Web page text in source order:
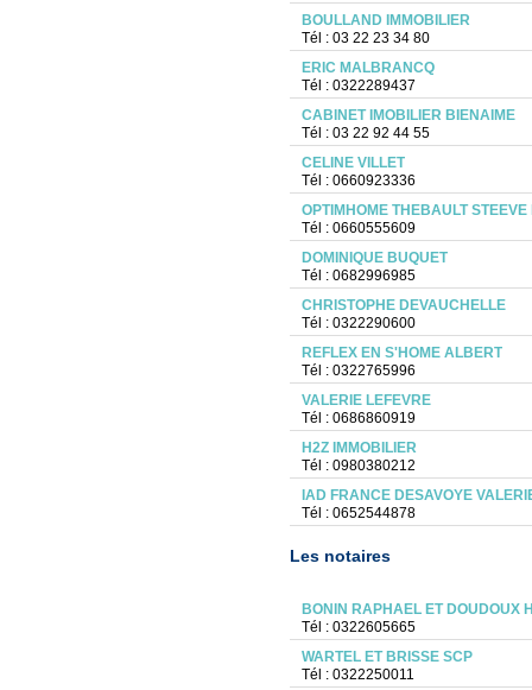
BOULLAND IMMOBILIER
Tél : 03 22 23 34 80
ERIC MALBRANCQ
Tél : 0322289437
CABINET IMOBILIER BIENAIME
Tél : 03 22 92 44 55
CELINE VILLET
Tél : 0660923336
OPTIMHOME THEBAULT
Tél : 0660555609
DOMINIQUE BUQUET
Tél : 0682996985
CHRISTOPHE DEVAUCHELLE
Tél : 0322290600
REFLEX EN S'HOME ALBERT
Tél : 0322765996
VALERIE LEFEVRE
Tél : 0686860919
H2Z IMMOBILIER
Tél : 0980380212
IAD FRANCE DESAVOYE
Tél : 0652544878
Les notaires
BONIN RAPHAEL ET DOUDOUX
Tél : 0322605665
WARTEL ET BRISSE SCP
Tél : 0322250011